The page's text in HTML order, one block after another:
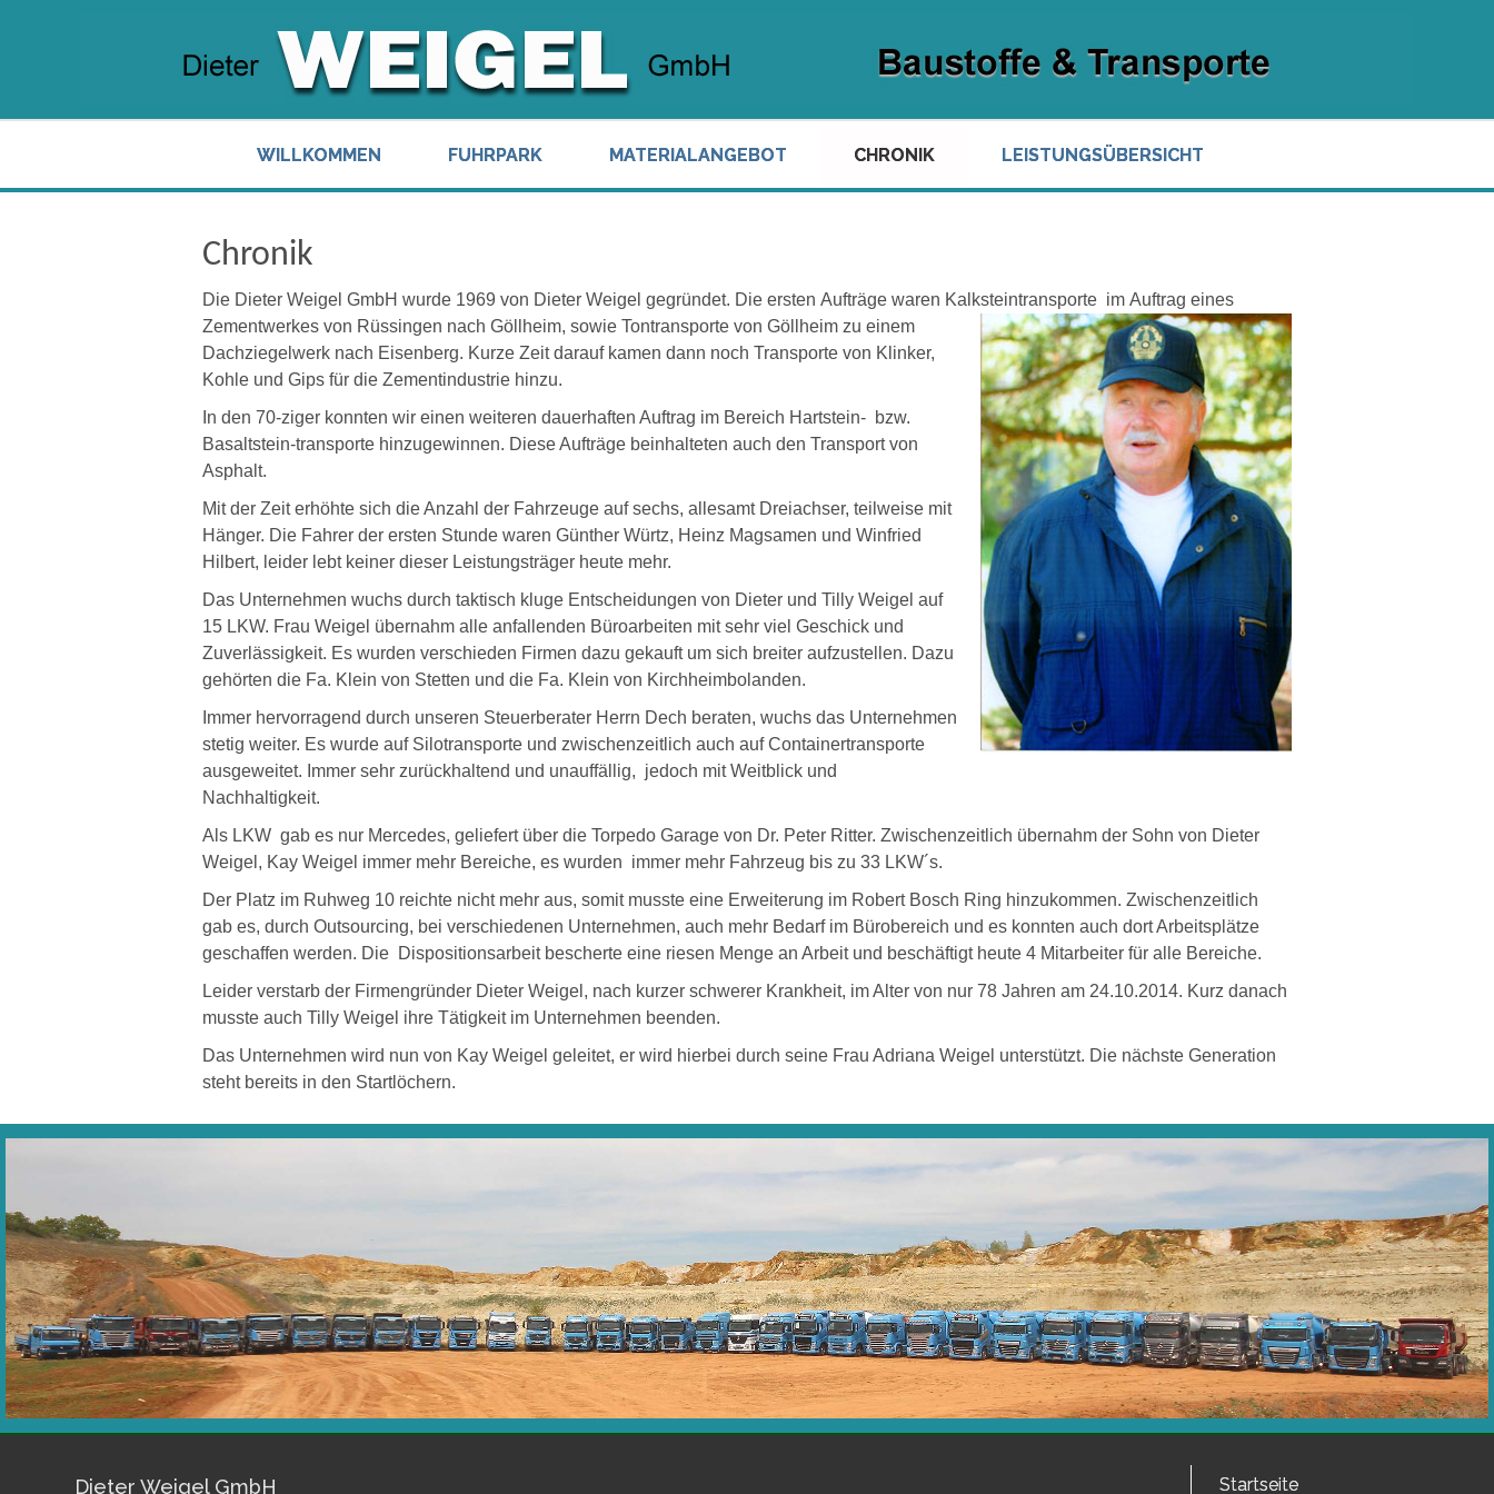
WILLKOMMEN FUHRPARK MATERIALANGEBOT CHRONIK LEISTUNGSÜBERSICHT
Chronik
Die Dieter Weigel GmbH wurde 1969 von Dieter Weigel gegründet. Die ersten Aufträge waren Kalksteintransporte im Auftrag eines
Zementwerkes von Rüssingen nach Göllheim, sowie Tontransporte von Göllheim zu einem
Dachziegelwerk nach Eisenberg. Kurze Zeit darauf kamen dann noch Transporte von Klinker,
Kohle und Gips für die Zementindustrie hinzu.
In den 70-ziger konnten wir einen weiteren dauerhaften Auftrag im Bereich Hartstein- bzw.
Basaltstein-transporte hinzugewinnen. Diese Aufträge beinhalteten auch den Transport von
Asphalt.
Mit der Zeit erhöhte sich die Anzahl der Fahrzeuge auf sechs, allesamt Dreiachser, teilweise mit
Hänger. Die Fahrer der ersten Stunde waren Günther Würtz, Heinz Magsamen und Winfried
Hilbert, leider lebt keiner dieser Leistungsträger heute mehr.
Das Unternehmen wuchs durch taktisch kluge Entscheidungen von Dieter und Tilly Weigel auf
15 LKW. Frau Weigel übernahm alle anfallenden Büroarbeiten mit sehr viel Geschick und
Zuverlässigkeit. Es wurden verschieden Firmen dazu gekauft um sich breiter aufzustellen. Dazu
gehörten die Fa. Klein von Stetten und die Fa. Klein von Kirchheimbolanden.
Immer hervorragend durch unseren Steuerberater Herrn Dech beraten, wuchs das Unternehmen
stetig weiter. Es wurde auf Silotransporte und zwischenzeitlich auch auf Containertransporte
ausgeweitet. Immer sehr zurückhaltend und unauffällig, jedoch mit Weitblick und
Nachhaltigkeit.
Als LKW gab es nur Mercedes, geliefert über die Torpedo Garage von Dr. Peter Ritter. Zwischenzeitlich übernahm der Sohn von Dieter
Weigel, Kay Weigel immer mehr Bereiche, es wurden immer mehr Fahrzeug bis zu 33 LKW´s.
Der Platz im Ruhweg 10 reichte nicht mehr aus, somit musste eine Erweiterung im Robert Bosch Ring hinzukommen. Zwischenzeitlich
gab es, durch Outsourcing, bei verschiedenen Unternehmen, auch mehr Bedarf im Bürobereich und es konnten auch dort Arbeitsplätze
geschaffen werden. Die Dispositionsarbeit bescherte eine riesen Menge an Arbeit und beschäftigt heute 4 Mitarbeiter für alle Bereiche.
Leider verstarb der Firmengründer Dieter Weigel, nach kurzer schwerer Krankheit, im Alter von nur 78 Jahren am 24.10.2014. Kurz danach
musste auch Tilly Weigel ihre Tätigkeit im Unternehmen beenden.
Das Unternehmen wird nun von Kay Weigel geleitet, er wird hierbei durch seine Frau Adriana Weigel unterstützt. Die nächste Generation
steht bereits in den Startlöchern.
Dieter Weigel GmbH Startseite